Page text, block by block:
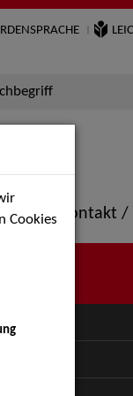
Kontakt
Cookies